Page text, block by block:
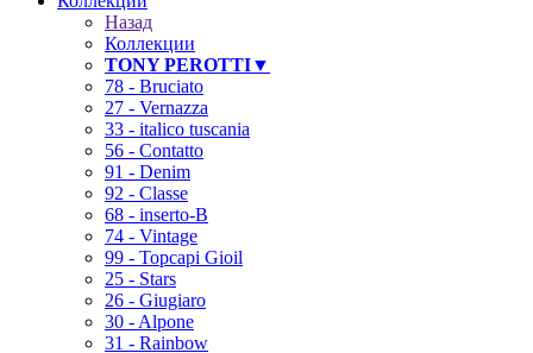
Назад
Коллекции
TONY PEROTTI▼
78 - Bruciato
27 - Vernazza
33 - italico tuscania
56 - Contatto
91 - Denim
92 - Classe
68 - inserto-B
74 - Vintage
99 - Topcapi Gioil
25 - Stars
26 - Giugiaro
30 - Alpone
31 - Rainbow